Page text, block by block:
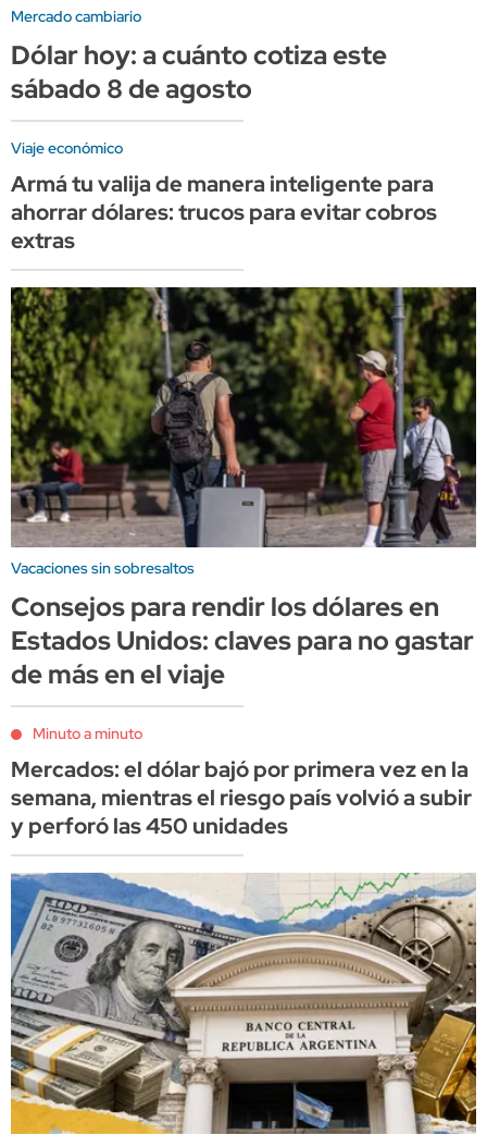
Mercado cambiario
Dólar hoy: a cuánto cotiza este
sábado 8 de agosto
Viaje económico
Armá tu valija de manera inteligente para
ahorrar dólares: trucos para evitar cobros
extras
Vacaciones sin sobresaltos
Consejos para rendir los dólares en
Estados Unidos: claves para no gastar
de más en el viaje
Minuto a minuto
Mercados: el dólar bajó por primera vez en la
semana, mientras el riesgo país volvió a subir
y perforó las 450 unidades